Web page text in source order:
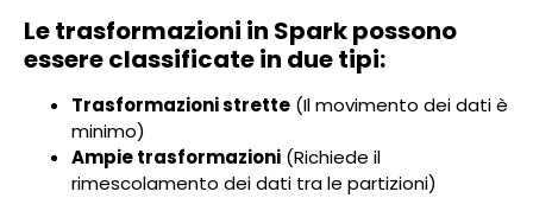
Le trasformazioni in Spark possono
essere classificate in due tipi:
Trasformazioni strette (Il movimento dei dati è
minimo)
Ampie trasformazioni (Richiede il
rimescolamento dei dati tra le partizioni)